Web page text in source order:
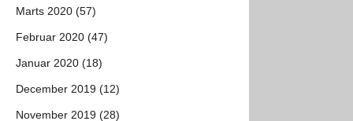
Marts 2020 (57)
Februar 2020 (47)
Januar 2020 (18)
December 2019 (12)
November 2019 (28)